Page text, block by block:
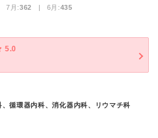
7月:362 | 6月:435
5.0
循環器内科、消化器内科、リウマチ科